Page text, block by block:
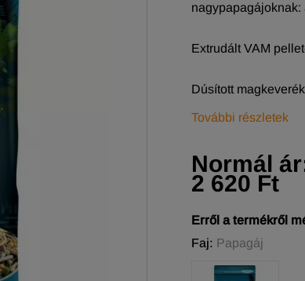
nagypapagájoknak:
Extrudált VAM
Dúsított
További részletek
Normál
2 620 Ft
Erről a termékről
Faj: Papagáj